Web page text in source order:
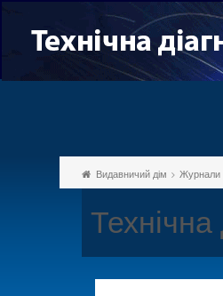
Видавничий дім Журнали